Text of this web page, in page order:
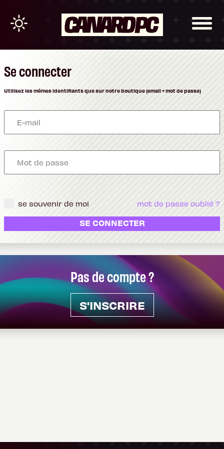
Pas de compte ?
S'INSCRIRE
Se connecter
Utilisez les mêmes identifiants que sur notre boutique (email + mot de passe)
se souvenir de moi mot de passe oublié ?
SE CONNECTER